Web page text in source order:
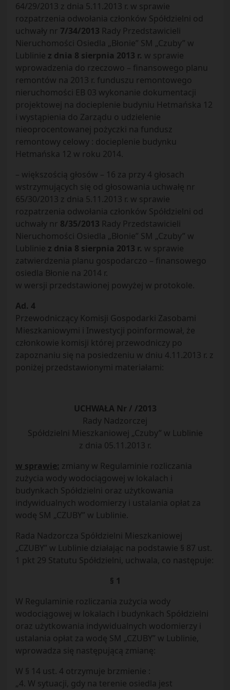
64/29/2013 z dnia 5.11.2013 r. w sprawie
rozpatrzenia odwołania członków Spółdzielni od
uchwały nr 7/34/2013 Rady Przedstawicieli
Nieruchomości Osiedla „Błonie” SM „Czuby” w
Lublinie z dnia 8 sierpnia 2013 r. w sprawie
wprowadzenia do rzeczowo – finansowego planu
remontów na 2013 r. funduszu remontowego
nieruchomości EB 03 wykonanie dokumentacji
projektowej na docieplenie budyniu Hetmańska 12
i wystąpienia do Zarządu o udzielenie
nieoprocentowanej pożyczki na fundusz
remontowy celowy : docieplenie budynku
Hetmańska 12 w roku 2014.
– większością głosów – 16 za przy 4 głosach
wstrzymujących się od głosowania uchwałę nr
65/30/2013 z dnia 5.11.2013 r. w sprawie
rozpatrzenia odwołania członków Spółdzielni od
uchwały nr 8/35/2013 Rady Przedstawicieli
Nieruchomości Osiedla „Błonie” SM „Czuby” w
Lublinie z dnia 8 sierpnia 2013 r. w sprawie
zatwierdzenia planu gospodarczo – finansowego
osiedla Błonie na 2014 r.
w wersji przedstawionej powyżej w protokole.
Ad. 4
Przewodniczący Komisji Gospodarki Zasobami
Mieszkaniowymi i Inwestycji poinformował, że
członkowie komisji której przewodniczy po
zapoznaniu się na posiedzeniu w dniu 4.11.2013 r. z
poniżej przedstawionymi materiałami:
UCHWAŁA Nr / /2013
Rady Nadzorczej
Spółdzielni Mieszkaniowej „Czuby” w Lublinie
z dnia 05.11.2013 r.
w sprawie: zmiany w Regulaminie rozliczania
zużycia wody wodociągowej w lokalach i
budynkach Spółdzielni oraz użytkowania
indywidualnych wodomierzy i ustalania opłat za
wodę SM „CZUBY” w Lublinie.
Rada Nadzorcza Spółdzielni Mieszkaniowej
„CZUBY” w Lublinie działając na podstawie § 87 ust.
1 pkt 29 Statutu Spółdzielni, uchwala, co następuje:
§ 1
W Regulaminie rozliczania zużycia wody
wodociągowej w lokalach i budynkach Spółdzielni
oraz użytkowania indywidualnych wodomierzy i
ustalania opłat za wodę SM „CZUBY” w Lublinie,
wprowadza się następującą zmianę:
W § 14 ust. 4 otrzymuje brzmienie :
„4. W sytuacji, gdy na terenie osiedla jest